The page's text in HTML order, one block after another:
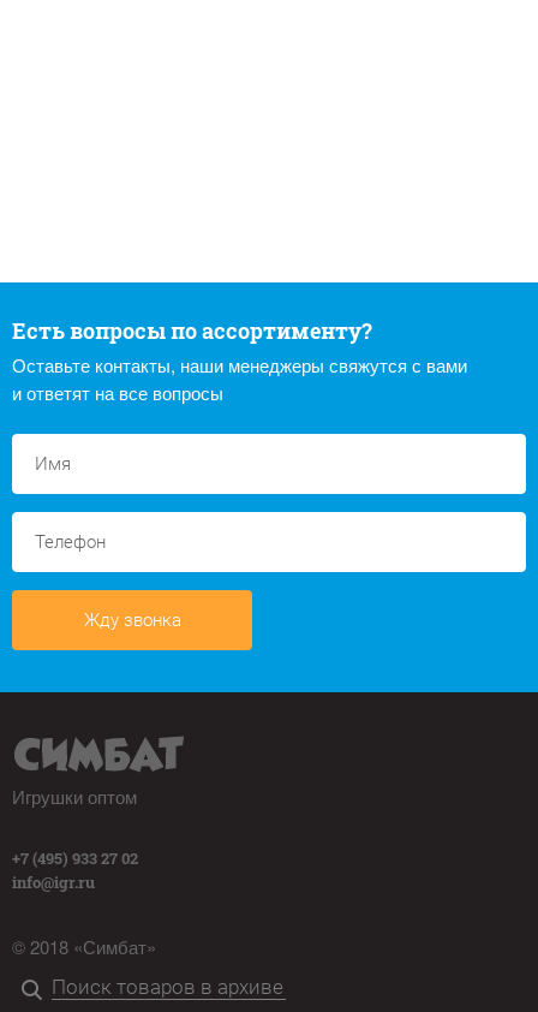
Есть вопросы по ассортименту?
Оставьте контакты, наши менеджеры свяжутся с вами
и ответят на все вопросы
Жду звонка
Игрушки оптом
+7 (495) 933 27 02
info@igr.ru
© 2018 «Симбат»